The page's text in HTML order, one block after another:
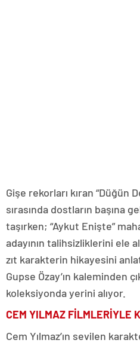
Gişe rekorları kıran “Düğün
sırasında dostların başına
taşırken; “Aykut Enişte”
adayının talihsizliklerini ele
zıt karakterin hikayesini
Gupse Özay’ın kaleminden
koleksiyonda yerini alıyor.
CEM YILMAZ FİLMLERİYLE
Cem Yılmaz’ın sevilen